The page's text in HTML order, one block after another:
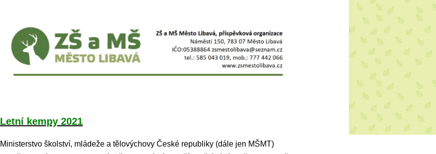
Letní kempy 2021
Ministerstvo školství, mládeže a tělovýchovy České republiky (dále jen MŠMT)